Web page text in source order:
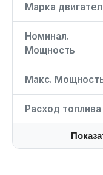
Марка
Номинал.
Мощность
Макс.
Расход топлива